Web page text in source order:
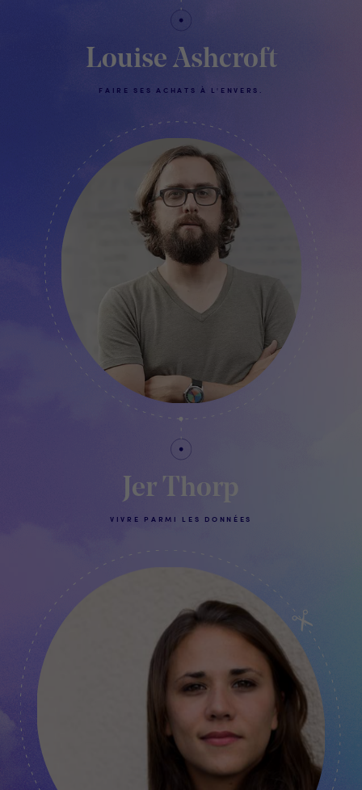
Louise Ashcroft
FAIRE SES ACHATS À L'ENVERS.
Jer Thorp
VIVRE PARMI LES DONNÉES